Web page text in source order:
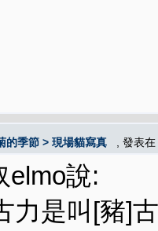
的季節 > 現場貓寫真 , 發表在
elmo說:
力是叫[豬]